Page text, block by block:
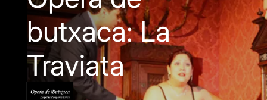
butxaca: La
Traviata